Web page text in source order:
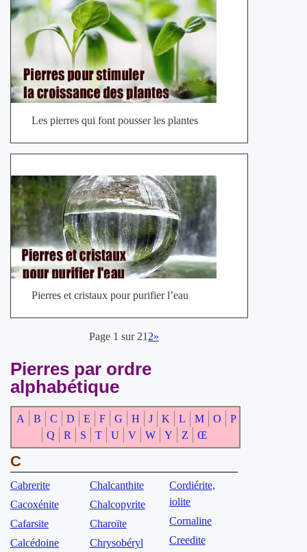
Les pierres qui font pousser les plantes
Pierres et cristaux pour purifier l’eau
Page 1 sur 212»
Pierres par ordre
alphabétique
A B C D E F G H J K L M O
P
Q
R S T U V W Y Z Œ
C
Cabrerite
Cacoxénite
Cafarsite
Calcédoine
Chalcanthite
Chalcopyrite
Charoïte
Chrysobéryl
Cordiérite,
iolite
Cornaline
Creedite